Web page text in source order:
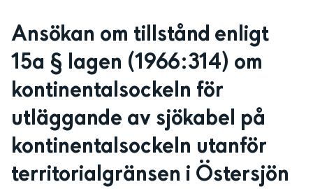
Ansökan om tillstånd enligt
15a § lagen (1966:314) om
kontinentalsockeln för
utläggande av sjökabel på
kontinentalsockeln utanför
territorialgränsen i Östersjön